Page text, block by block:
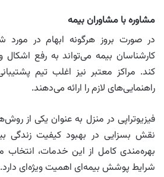
مشاوره با مشاوران بیمه
در صورت بروز هرگونه ابهام در مورد
کارشناسان بیمه می‌تواند به رفع
کند. مراکز معتبر نیز اغلب تیم
راهنمایی‌های لازم را ارائه می‌دهند.
فیزیوتراپی در منزل به عنوان یکی از
نقش بسزایی در بهبود کیفیت زندگی
بهره‌مندی کامل از این خدمات، انتخاب
شرایط پوشش بیمه‌ای اهمیت ویژه‌ای دارد.